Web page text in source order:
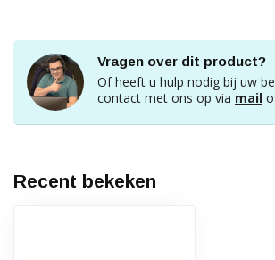
Vragen over dit product?
Of heeft u hulp nodig bij uw
contact met ons op via mail
Recent bekeken